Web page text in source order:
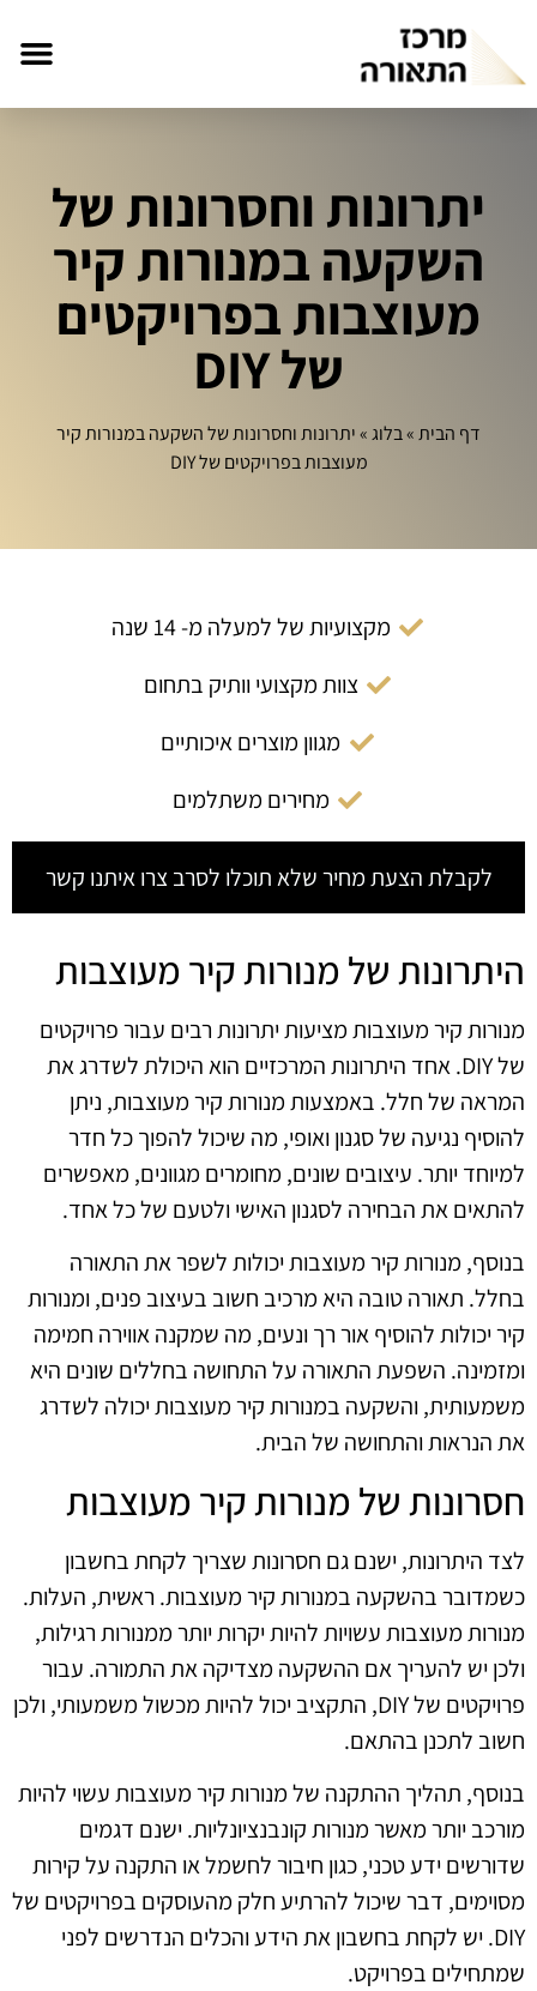
יתרונות וחסרונות של
השקעה במנורות קיר
מעוצבות בפרויקטים
של DIY
דף הבית»בלוג»יתרונות וחסרונות של השקעה במנורות קיר
מעוצבות בפרויקטים של DIY
מקצועיות של למעלה מ- 14 שנה
צוות מקצועי וותיק בתחום
מגוון מוצרים איכותיים
מחירים משתלמים
לקבלת הצעת מחיר שלא תוכלו לסרב צרו איתנו קשר
היתרונות של מנורות קיר מעוצבות
מנורות קיר מעוצבות מציעות יתרונות רבים עבור פרויקטים
של DIY. אחד היתרונות המרכזיים הוא היכולת לשדרג את
המראה של חלל. באמצעות מנורות קיר מעוצבות, ניתן
להוסיף נגיעה של סגנון ואופי, מה שיכול להפוך כל חדר
למיוחד יותר. עיצובים שונים, מחומרים מגוונים, מאפשרים
להתאים את הבחירה לסגנון האישי ולטעם של כל אחד.
בנוסף, מנורות קיר מעוצבות יכולות לשפר את התאורה
בחלל. תאורה טובה היא מרכיב חשוב בעיצוב פנים, ומנורות
קיר יכולות להוסיף אור רך ונעים, מה שמקנה אווירה חמימה
ומזמינה. השפעת התאורה על התחושה בחללים שונים היא
משמעותית, והשקעה במנורות קיר מעוצבות יכולה לשדרג
את הנראות והתחושה של הבית.
חסרונות של מנורות קיר מעוצבות
לצד היתרונות, ישנם גם חסרונות שצריך לקחת בחשבון
כשמדובר בהשקעה במנורות קיר מעוצבות. ראשית, העלות.
מנורות מעוצבות עשויות להיות יקרות יותר ממנורות רגילות,
ולכן יש להעריך אם ההשקעה מצדיקה את התמורה. עבור
פרויקטים של DIY, התקציב יכול להיות מכשול משמעותי, ולכן
חשוב לתכנן בהתאם.
בנוסף, תהליך ההתקנה של מנורות קיר מעוצבות עשוי להיות
מורכב יותר מאשר מנורות קונבנציונליות. ישנם דגמים
שדורשים ידע טכני, כגון חיבור לחשמל או התקנה על קירות
מסוימים, דבר שיכול להרתיע חלק מהעוסקים בפרויקטים של
DIY. יש לקחת בחשבון את הידע והכלים הנדרשים לפני
שמתחילים בפרויקט.